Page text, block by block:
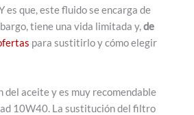
es que, este fluido se encarga de
tiene una vida limitada y,de
para sustitirlo y cómo elegir
aceite y es muy recomendable
10W40. La sustitución del filtro